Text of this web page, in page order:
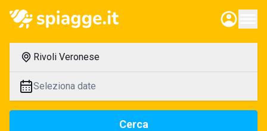
Rivoli Veronese
Seleziona date
Cerca